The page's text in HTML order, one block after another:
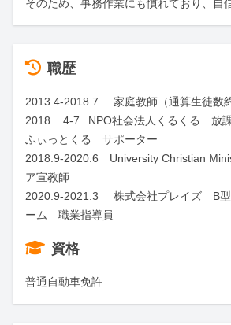
そのため、事務作業にも慣れており、自
職歴
2013.4-2018.7		家庭教師（通算生徒数約30名）
2018	4-7	NPO社会法人くるくる　放課後デイサービス
ふぃっとくる　サポーター
2018.9-2020.6　University Christian
ア宣教師
2020.9-2021.3		株式会社プレイズ　B型就労支援シャロ
ーム　職業指導員
資格
普通自動車免許